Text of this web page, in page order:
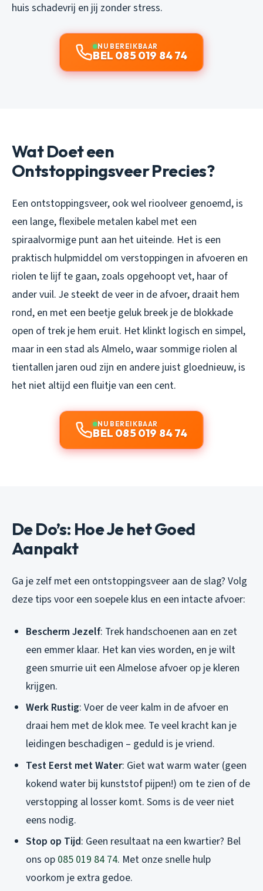
huis schadevrij en jij zonder stress.
NU BEREIKBAAR
BEL 085 019 84 74
Wat Doet een
Ontstoppingsveer Precies?
Een ontstoppingsveer, ook wel rioolveer genoemd, is
een lange, flexibele metalen kabel met een
spiraalvormige punt aan het uiteinde. Het is een
praktisch hulpmiddel om verstoppingen in afvoeren en
riolen te lijf te gaan, zoals opgehoopt vet, haar of
ander vuil. Je steekt de veer in de afvoer, draait hem
rond, en met een beetje geluk breek je de blokkade
open of trek je hem eruit. Het klinkt logisch en simpel,
maar in een stad als Almelo, waar sommige riolen al
tientallen jaren oud zijn en andere juist gloednieuw, is
het niet altijd een fluitje van een cent.
NU BEREIKBAAR
BEL 085 019 84 74
De Do’s: Hoe Je het Goed
Aanpakt
Ga je zelf met een ontstoppingsveer aan de slag? Volg
deze tips voor een soepele klus en een intacte afvoer:
Bescherm Jezelf: Trek handschoenen aan en zet
een emmer klaar. Het kan vies worden, en je wilt
geen smurrie uit een Almelose afvoer op je kleren
krijgen.
Werk Rustig: Voer de veer kalm in de afvoer en
draai hem met de klok mee. Te veel kracht kan je
leidingen beschadigen – geduld is je vriend.
Test Eerst met Water: Giet wat warm water (geen
kokend water bij kunststof pijpen!) om te zien of de
verstopping al losser komt. Soms is de veer niet
eens nodig.
Stop op Tijd: Geen resultaat na een kwartier? Bel
ons op 085 019 84 74. Met onze snelle hulp
voorkom je extra gedoe.